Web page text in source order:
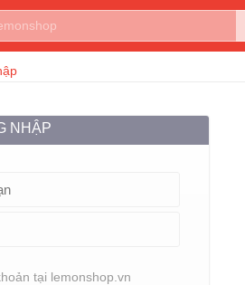
NHẬP
tại lemonshop.vn